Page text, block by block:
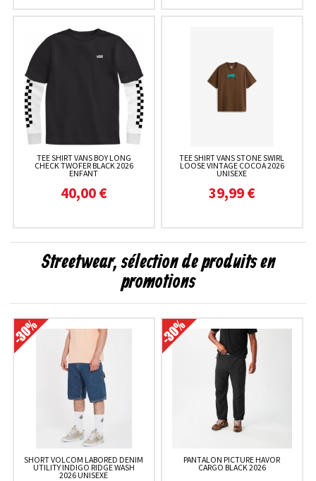
TEE SHIRT VANS BOY LONG
CHECK TWOFER BLACK 2026
ENFANT
40,00 €
TEE SHIRT VANS STONE SWIRL
LOOSE VINTAGE COCOA 2026
UNISEXE
39,99 €
Streetwear, sélection de produits en
promotions
SHORT VOLCOM LABORED DENIM
UTILITY INDIGO RIDGE WASH
2026 UNISEXE
PANTALON PICTURE HAVOR
CARGO BLACK 2026